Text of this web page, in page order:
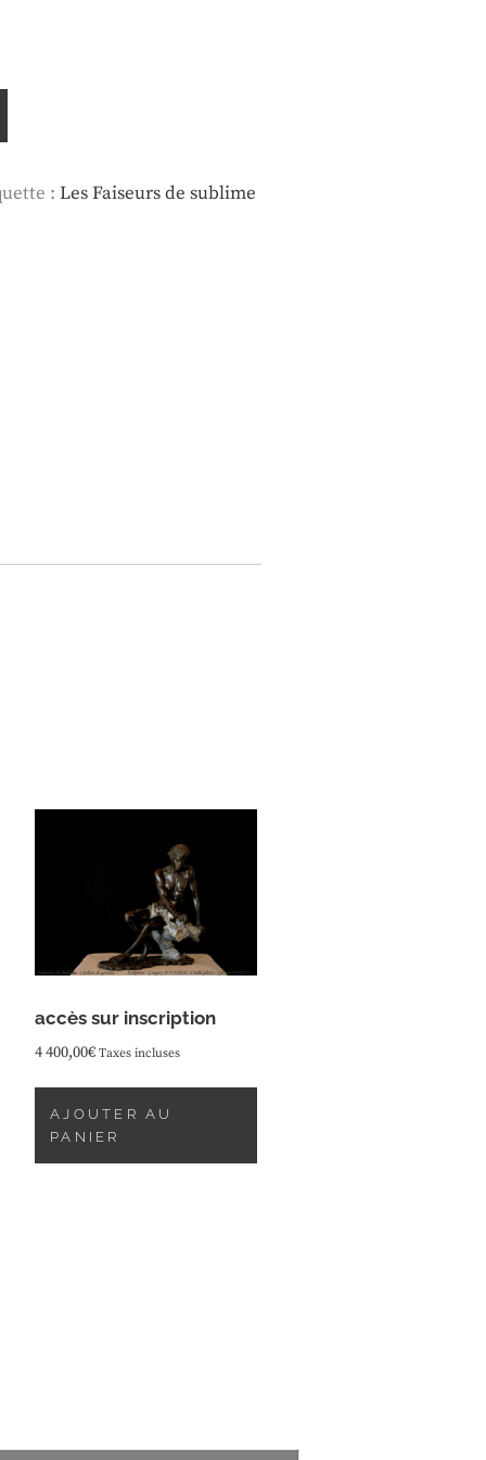
: Les Faiseurs de sublime
accès sur inscription
4 400,00€ Taxes incluses
AJOUTER AU
PANIER